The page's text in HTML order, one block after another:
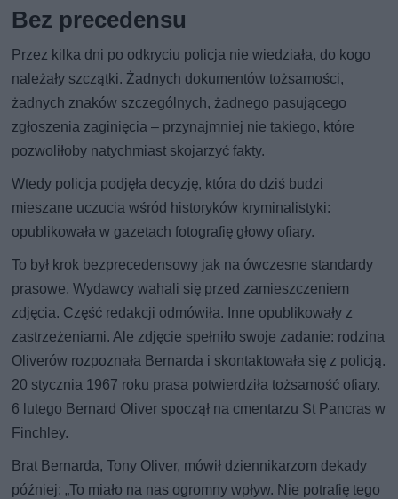
Bez precedensu
Przez kilka dni po odkryciu policja nie wiedziała, do kogo
należały szczątki. Żadnych dokumentów tożsamości,
żadnych znaków szczególnych, żadnego pasującego
zgłoszenia zaginięcia – przynajmniej nie takiego, które
pozwoliłoby natychmiast skojarzyć fakty.
Wtedy policja podjęła decyzję, która do dziś budzi
mieszane uczucia wśród historyków kryminalistyki:
opublikowała w gazetach fotografię głowy ofiary.
To był krok bezprecedensowy jak na ówczesne standardy
prasowe. Wydawcy wahali się przed zamieszczeniem
zdjęcia. Część redakcji odmówiła. Inne opublikowały z
zastrzeżeniami. Ale zdjęcie spełniło swoje zadanie: rodzina
Oliverów rozpoznała Bernarda i skontaktowała się z policją.
20 stycznia 1967 roku prasa potwierdziła tożsamość ofiary.
6 lutego Bernard Oliver spoczął na cmentarzu St Pancras w
Finchley.
Brat Bernarda, Tony Oliver, mówił dziennikarzom dekady
później: „To miało na nas ogromny wpływ. Nie potrafię tego